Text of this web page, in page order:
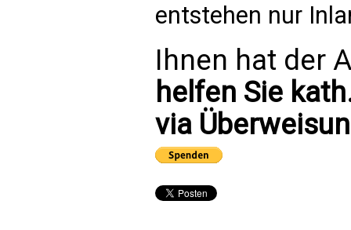
entstehen nur
Ihnen hat der
helfen Sie
via